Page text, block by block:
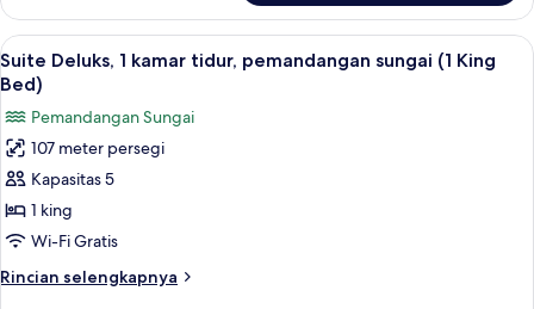
sungai
Kamar
Deluks,
1
Tempat
Tidur
King,
pemandangan
sungai
Lihat
semua
foto
untuk
Suite
Deluks,
1
kamar
tidur,
pemandangan
Seprai premium, selimut bulu
6
Suite Deluks, 1 kamar tidur, pemandangan sungai (1 King
Bed)
Pemandangan Sungai
107 meter persegi
Kapasitas 5
1 king
Wi-Fi Gratis
Rincian selengkapnya
Rincian